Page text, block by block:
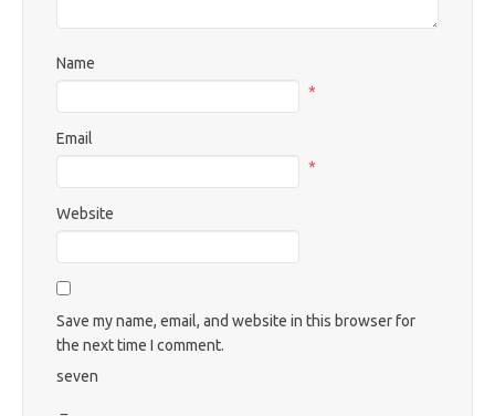
Name
*
Email
*
Website
Save my name, email, and website in this browser for
the next time I comment.
seven